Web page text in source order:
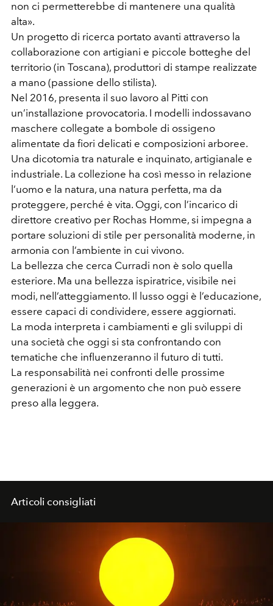
non ci permetterebbe di mantenere una qualità
alta».
Un progetto di ricerca portato avanti attraverso la
collaborazione con artigiani e piccole botteghe del
territorio (in Toscana), produttori di stampe realizzate
a mano (passione dello stilista).
Nel 2016, presenta il suo lavoro al Pitti con
un’installazione provocatoria. I modelli indossavano
maschere collegate a bombole di ossigeno
alimentate da fiori delicati e composizioni arboree.
Una dicotomia tra naturale e inquinato, artigianale e
industriale. La collezione ha così messo in relazione
l’uomo e la natura, una natura perfetta, ma da
proteggere, perché è vita. Oggi, con l’incarico di
direttore creativo per Rochas Homme, si impegna a
portare soluzioni di stile per personalità moderne, in
armonia con l’ambiente in cui vivono.
La bellezza che cerca Curradi non è solo quella
esteriore. Ma una bellezza ispiratrice, visibile nei
modi, nell’atteggiamento. Il lusso oggi è l’educazione,
essere capaci di condividere, essere aggiornati.
La moda interpreta i cambiamenti e gli sviluppi di
una società che oggi si sta confrontando con
tematiche che influenzeranno il futuro di tutti.
La responsabilità nei confronti delle prossime
generazioni è un argomento che non può essere
preso alla leggera.
Articoli consigliati